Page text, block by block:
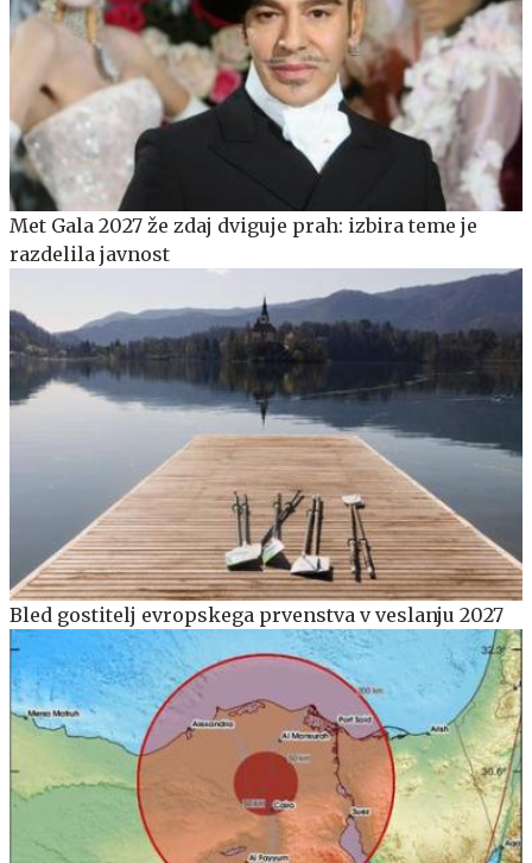
Met Gala 2027 že zdaj dviguje prah: izbira teme je
razdelila javnost
Bled gostitelj evropskega prvenstva v veslanju 2027